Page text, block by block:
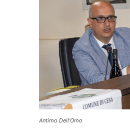
Antimo Dell’Omo